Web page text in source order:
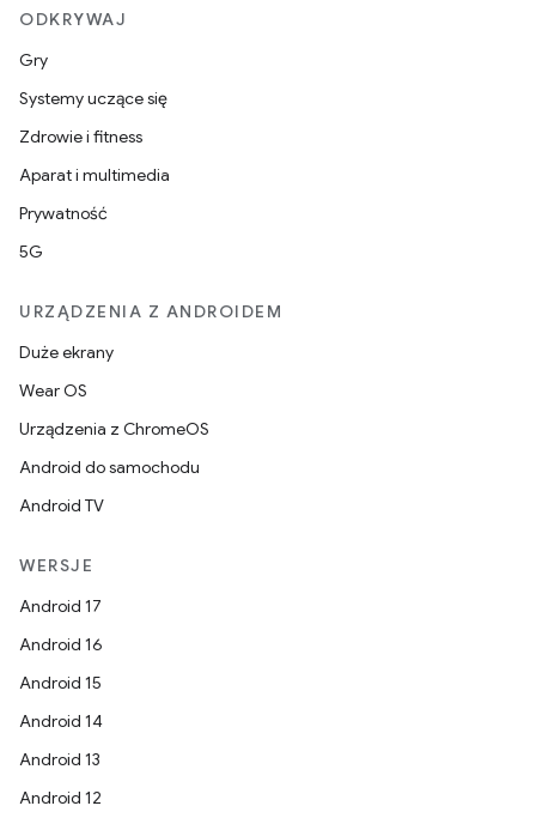
ODKRYWAJ
Gry
Systemy uczące się
Zdrowie i fitness
Aparat i multimedia
Prywatność
5G
URZĄDZENIA Z ANDROIDEM
Duże ekrany
Wear OS
Urządzenia z ChromeOS
Android do samochodu
Android TV
WERSJE
Android 17
Android 16
Android 15
Android 14
Android 13
Android 12